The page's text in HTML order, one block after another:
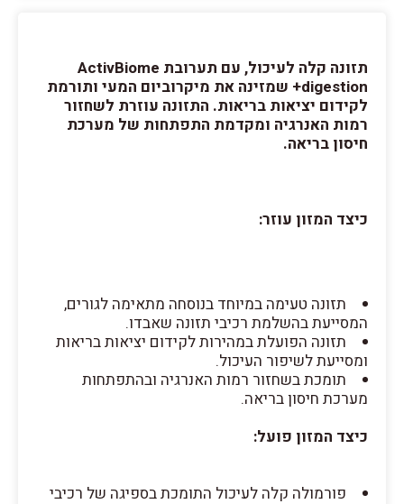
תזונה קלה לעיכול, עם תערובת ActivBiome
+digestion שמזינה את מיקרוביום המעי ותורמת
לקידום יציאות בריאות. התזונה עוזרת לשחזור
רמות האנרגיה ומקדמת התפתחות של מערכת
חיסון בריאה.
כיצד המזון עוזר:
תזונה טעימה במיוחד בנוסחה מתאימה לגורים,
המסייעת בהשלמת רכיבי תזונה שאבדו.
תזונה הפועלת במהירות לקידום יציאות בריאות
ומסייעת לשיפור העיכול.
תומכת בשחזור רמות האנרגיה ובהתפתחות
מערכת חיסון בריאה.
כיצד המזון פועל:
פורמולה קלה לעיכול התומכת בספיגה של רכיבי